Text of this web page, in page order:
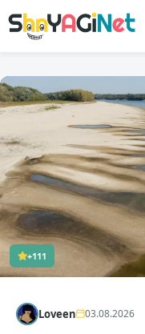
+111
Loveen 03.08.2026